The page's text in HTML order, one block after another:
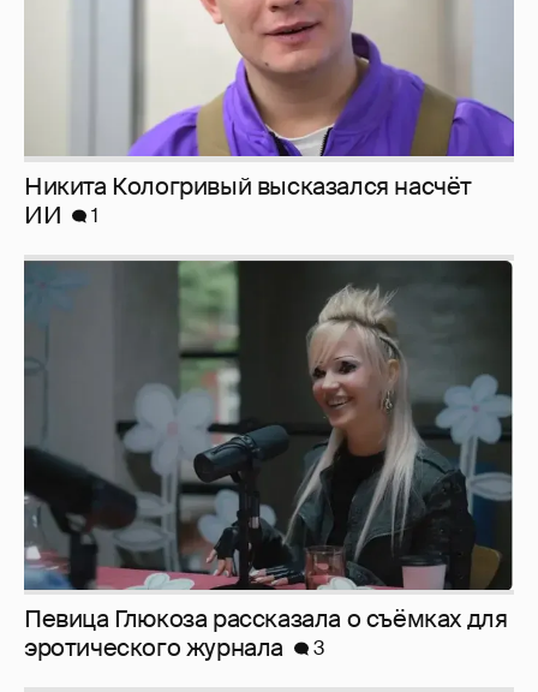
Певица Глюкоза рассказала о съёмках для
эротического журнала
3